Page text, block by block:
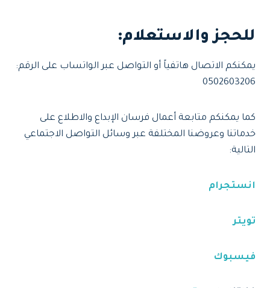
للحجز والاستعلام:
يمكنكم الاتصال هاتفياً أو التواصل عبر الواتساب على الرقم:
0502603206
كما يمكنكم متابعة أعمال فرسان الإبداع والاطلاع على
خدماتنا وعروضنا المختلفة عبر وسائل التواصل الاجتماعي
التالية:
انستجرام
تويتر
فيسبوك